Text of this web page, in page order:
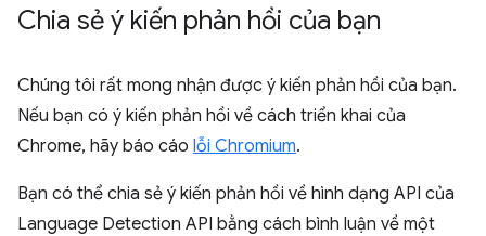
Chia sẻ ý kiến phản hồi của bạn
Chúng tôi rất mong nhận được ý kiến phản hồi của bạn.
Nếu bạn có ý kiến phản hồi về cách triển khai của
Chrome, hãy báo cáo lỗi Chromium.
Bạn có thể chia sẻ ý kiến phản hồi về hình dạng API của
Language Detection API bằng cách bình luận về một